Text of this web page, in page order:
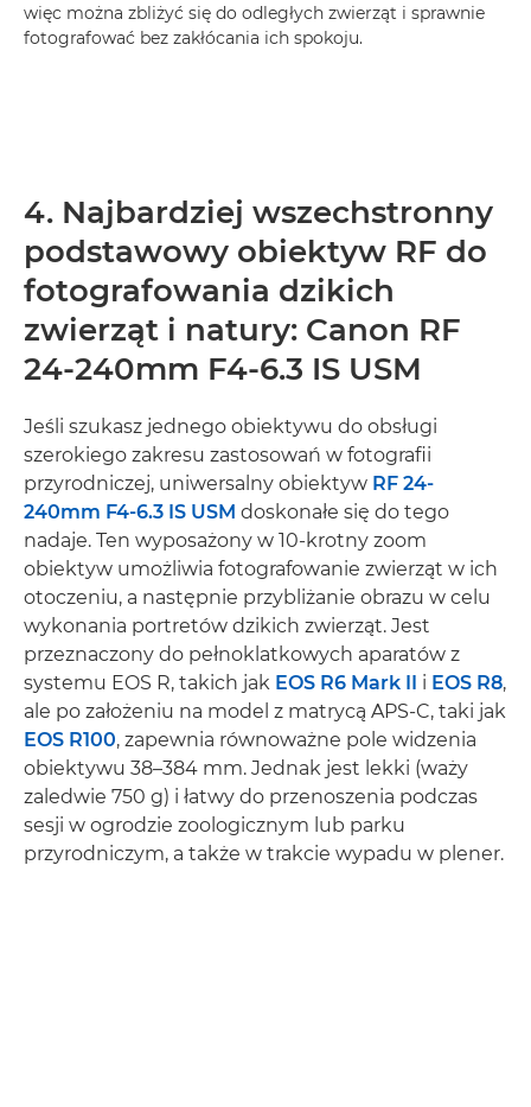
więc można zbliżyć się do odległych zwierząt i sprawnie
fotografować bez zakłócania ich spokoju.
4. Najbardziej wszechstronny
podstawowy obiektyw RF do
fotografowania dzikich
zwierząt i natury: Canon RF
24-240mm F4-6.3 IS USM
Jeśli szukasz jednego obiektywu do obsługi
szerokiego zakresu zastosowań w fotografii
przyrodniczej, uniwersalny obiektyw RF 24-
240mm F4-6.3 IS USM doskonałe się do tego
nadaje. Ten wyposażony w 10-krotny zoom
obiektyw umożliwia fotografowanie zwierząt w ich
otoczeniu, a następnie przybliżanie obrazu w celu
wykonania portretów dzikich zwierząt. Jest
przeznaczony do pełnoklatkowych aparatów z
systemu EOS R, takich jak EOS R6 Mark II i EOS R8,
ale po założeniu na model z matrycą APS-C, taki jak
EOS R100, zapewnia równoważne pole widzenia
obiektywu 38–384 mm. Jednak jest lekki (waży
zaledwie 750 g) i łatwy do przenoszenia podczas
sesji w ogrodzie zoologicznym lub parku
przyrodniczym, a także w trakcie wypadu w plener.